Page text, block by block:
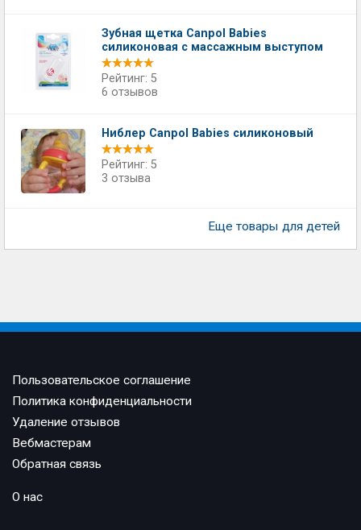
Зубная щетка Canpol Babies
силиконовая с массажным выступом
Рейтинг: 5
6 отзывов
Ниблер Canpol Babies силиконовый
Рейтинг: 5
3 отзыва
Еще товары для детей
Пользовательское соглашение
Политика конфиденциальности
Удаление отзывов
Вебмастерам
Обратная связь
О нас